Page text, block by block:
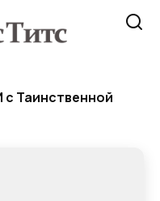
Таинственной